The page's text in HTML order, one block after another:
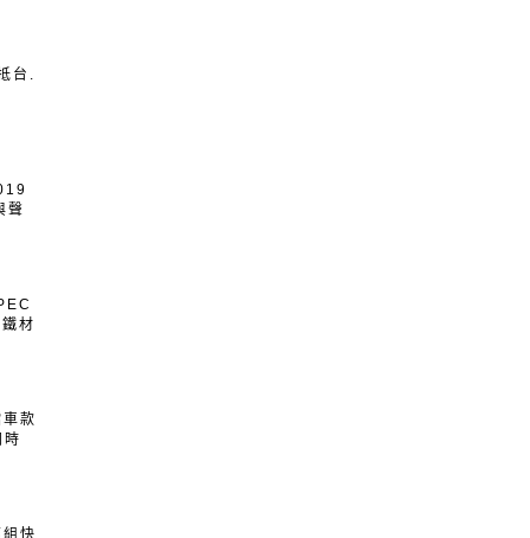
台.
聲
材
款
快